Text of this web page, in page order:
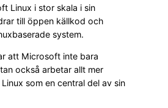
Linux i stor skala i sin
till öppen källkod och
system.
att Microsoft inte bara
också arbetar allt mer
som en central del av sin